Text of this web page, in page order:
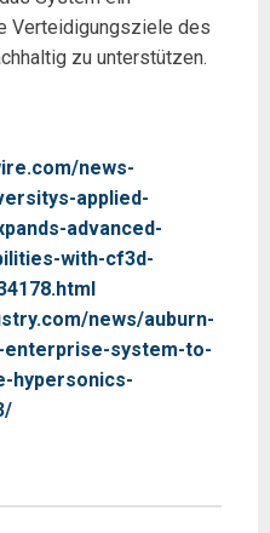
Verteidigungsziele des
zu unterstützen.
news-
applied-
advanced-
with-cf3d-
news/auburn-
system-to-
hypersonics-